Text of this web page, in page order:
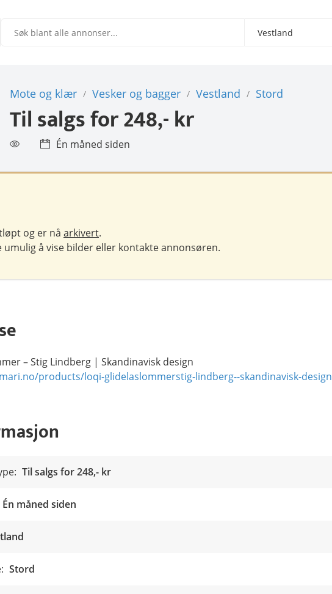
Mote og klær / Vesker og bagger / Vestland / Stord
Til salgs for248,- kr
Én måned siden
og er nå arkivert.
umulig å vise bilder eller kontakte annonsøren.
– Stig Lindberg | Skandinavisk design
products/loqi-glidelaslommerstig-lindberg--skandinavisk-design
Til salgs for248,- kr
Én måned siden
Stord